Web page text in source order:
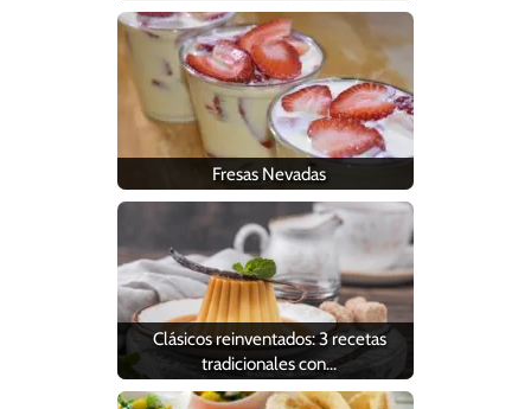
Fresas Nevadas
Clásicos reinventados: 3 recetas
tradicionales con…